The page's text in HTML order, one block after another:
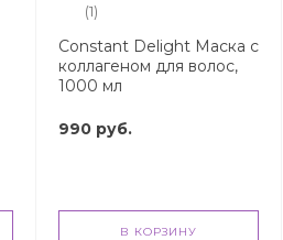
(1)
Constant Delight Маска с
коллагеном для волос,
1000 мл
990 руб.
В КОРЗИНУ